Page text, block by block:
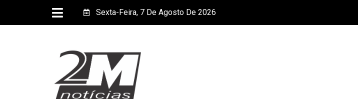
Sexta-Feira, 7 De Agosto De 2026